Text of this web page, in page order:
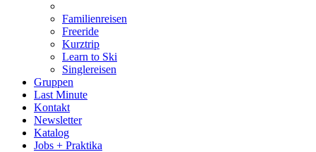
Familienreisen
Freeride
Kurztrip
Learn to Ski
Singlereisen
Gruppen
Last Minute
Kontakt
Newsletter
Katalog
Jobs + Praktika